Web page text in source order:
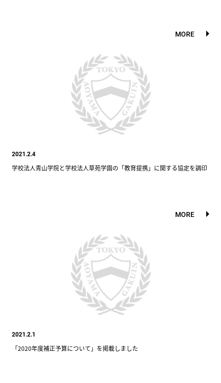
MORE
2021.2.4
学校法人青山学院と学校法人草苑学園の「教育提携」に関する協定を調印
MORE
2021.2.1
「2020年度補正予算について」を掲載しました